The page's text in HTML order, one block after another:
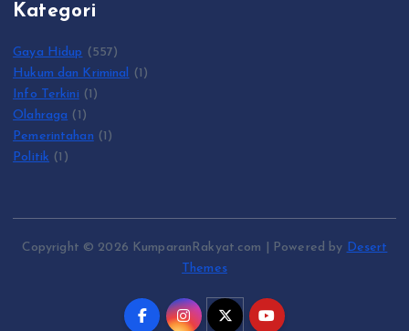
Kategori
Gaya Hidup (557)
Hukum dan Kriminal
(1)
Info Terkini (1)
Olahraga (1)
Pemerintahan (1)
Politik (1)
Copyright © 2026 KumparanRakyat.com | Powered by Desert
Themes